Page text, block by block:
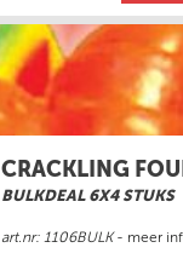
CRACKLING
BULKDEAL 6X4 STUKS
art.nr: 1106BULK- meer